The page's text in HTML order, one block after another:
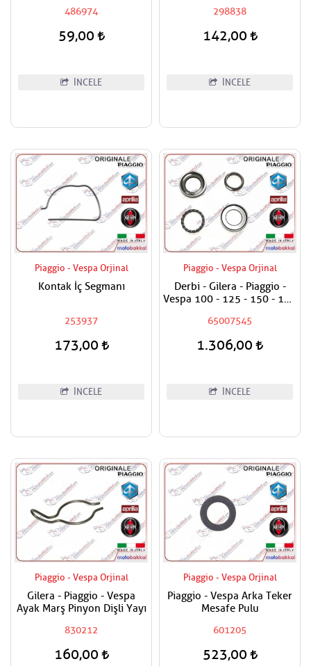
486974
59,00
İNCELE
298838
142,00
İNCELE
Piaggio - Vespa Orjinal
Kontak İç Segmanı
253937
173,00
İNCELE
Piaggio - Vespa Orjinal
Derbi - Gilera - Piaggio -
Vespa 100 - 125 - 150 - 180
Maşa Rulman Set Alt - Furş
Rulman Set Alt
65007545
1.306,00
İNCELE
Piaggio - Vespa Orjinal
Gilera - Piaggio - Vespa
Ayak Marş Pinyon Dişli Yayı
830212
160,00
Piaggio - Vespa Orjinal
Piaggio - Vespa Arka Teker
Mesafe Pulu
601205
523,00